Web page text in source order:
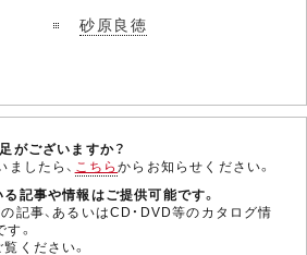
砂原良徳
がございますか？
したら、 こちらからお知らせください。
記事や情報はご提供可能です。
記事、あるいはCD・DVD等のカタログ情
。
ください。